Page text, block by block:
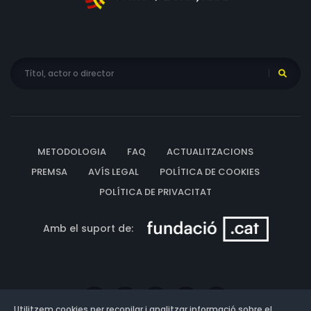
METODOLOGIA FAQ
ACTUALITZACIONS
PREMSA
AVÍS LEGAL
POLÍTICA DE COOKIES
POLÍTICA DE PRIVACITAT
Amb el suport de: